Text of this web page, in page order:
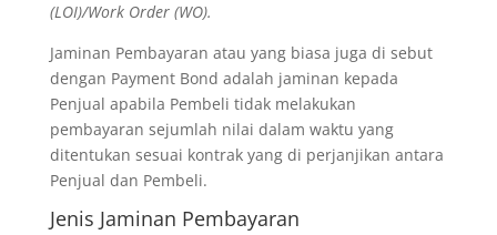
(LOI)/Work Order (WO).
Jaminan Pembayaran atau yang biasa juga di sebut
dengan Payment Bond adalah jaminan kepada
Penjual apabila Pembeli tidak melakukan
pembayaran sejumlah nilai dalam waktu yang
ditentukan sesuai kontrak yang di perjanjikan antara
Penjual dan Pembeli.
Jenis Jaminan Pembayaran